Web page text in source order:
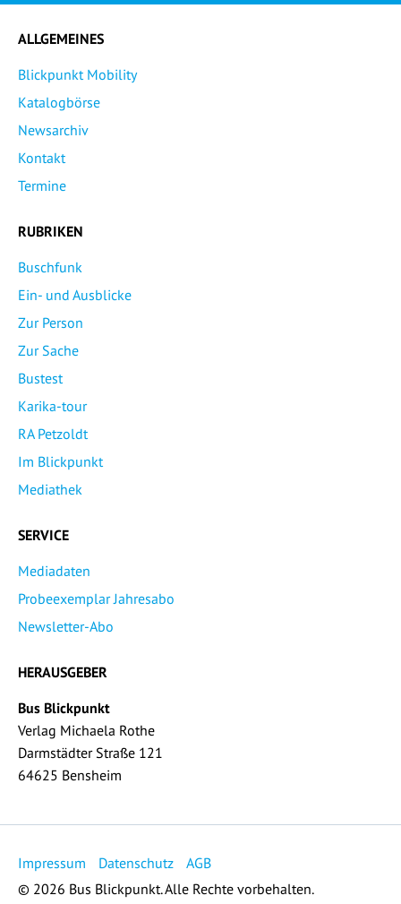
ALLGEMEINES
Blickpunkt Mobility
Katalogbörse
Newsarchiv
Kontakt
Termine
RUBRIKEN
Buschfunk
Ein- und Ausblicke
Zur Person
Zur Sache
Bustest
Karika-tour
RA Petzoldt
Im Blickpunkt
Mediathek
SERVICE
Mediadaten
Probeexemplar Jahresabo
Newsletter-Abo
HERAUSGEBER
Bus Blickpunkt
Verlag Michaela Rothe
Darmstädter Straße 121
64625 Bensheim
Impressum Datenschutz
AGB
© 2026 Bus Blickpunkt. Alle Rechte vorbehalten.